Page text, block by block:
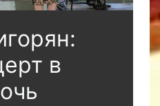
в